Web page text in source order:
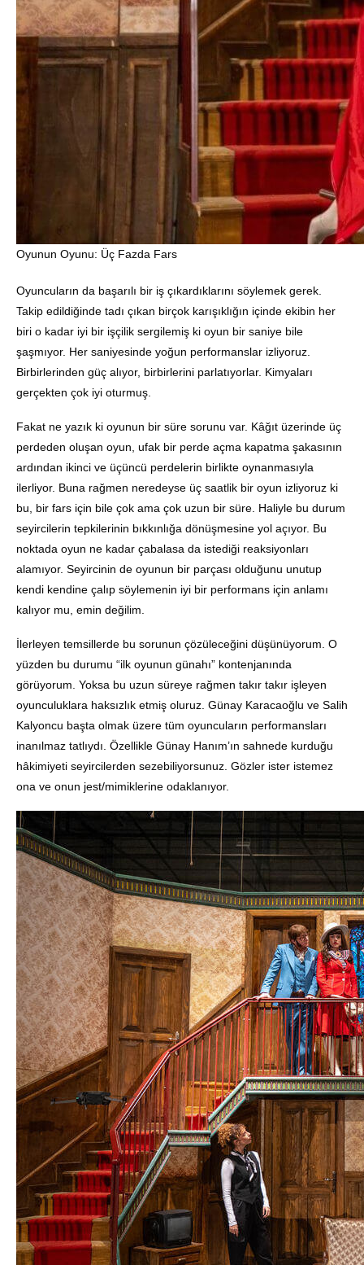
Oyunun Oyunu: Üç Fazda Fars
Oyuncuların da başarılı bir iş çıkardıklarını söylemek gerek.
Takip edildiğinde tadı çıkan birçok karışıklığın içinde ekibin her
biri o kadar iyi bir işçilik sergilemiş ki oyun bir saniye bile
şaşmıyor. Her saniyesinde yoğun performanslar izliyoruz.
Birbirlerinden güç alıyor, birbirlerini parlatıyorlar. Kimyaları
gerçekten çok iyi oturmuş.
Fakat ne yazık ki oyunun bir süre sorunu var. Kâğıt üzerinde üç
perdeden oluşan oyun, ufak bir perde açma kapatma şakasının
ardından ikinci ve üçüncü perdelerin birlikte oynanmasıyla
ilerliyor. Buna rağmen neredeyse üç saatlik bir oyun izliyoruz ki
bu, bir fars için bile çok ama çok uzun bir süre. Haliyle bu durum
seyircilerin tepkilerinin bıkkınlığa dönüşmesine yol açıyor. Bu
noktada oyun ne kadar çabalasa da istediği reaksiyonları
alamıyor. Seyircinin de oyunun bir parçası olduğunu unutup
kendi kendine çalıp söylemenin iyi bir performans için anlamı
kalıyor mu, emin değilim.
İlerleyen temsillerde bu sorunun çözüleceğini düşünüyorum. O
yüzden bu durumu “ilk oyunun günahı” kontenjanında
görüyorum. Yoksa bu uzun süreye rağmen takır takır işleyen
oyunculuklara haksızlık etmiş oluruz. Günay Karacaoğlu ve Salih
Kalyoncu başta olmak üzere tüm oyuncuların performansları
inanılmaz tatlıydı. Özellikle Günay Hanım’ın sahnede kurduğu
hâkimiyeti seyircilerden sezebiliyorsunuz. Gözler ister istemez
ona ve onun jest/mimiklerine odaklanıyor.